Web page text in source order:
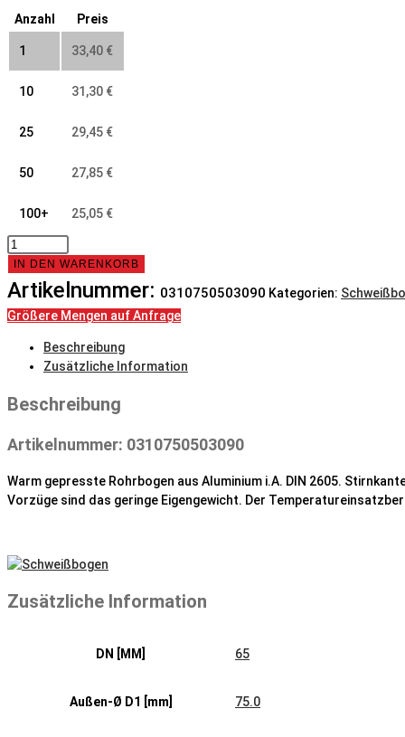
Anzahl Preis
1 33,40 €
10 31,30 €
25 29,45 €
50 27,85 €
100+ 25,05 €
Bogen,
75x5,0,
90°,
N3,
6060
IN DEN WARENKORB
Artikelnummer: 0310750503090 Kategorien:
Größere Mengen auf Anfrage
Beschreibung
Zusätzliche Information
Beschreibung
Artikelnummer: 0310750503090
Warm gepresste Rohrbogen aus Aluminium i.A. DIN 2605.
Vorzüge sind das geringe Eigengewicht. Der
Zusätzliche Information
DN [MM] 65
Außen-Ø D1 [mm] 75.0